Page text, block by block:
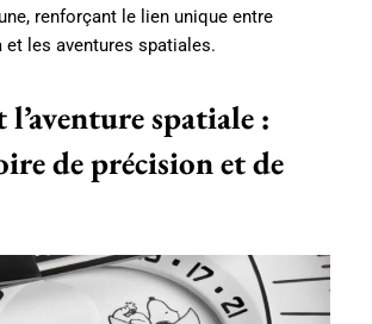
renforçant le lien unique entre
et les aventures spatiales.
l’aventure spatiale :
de précision et de